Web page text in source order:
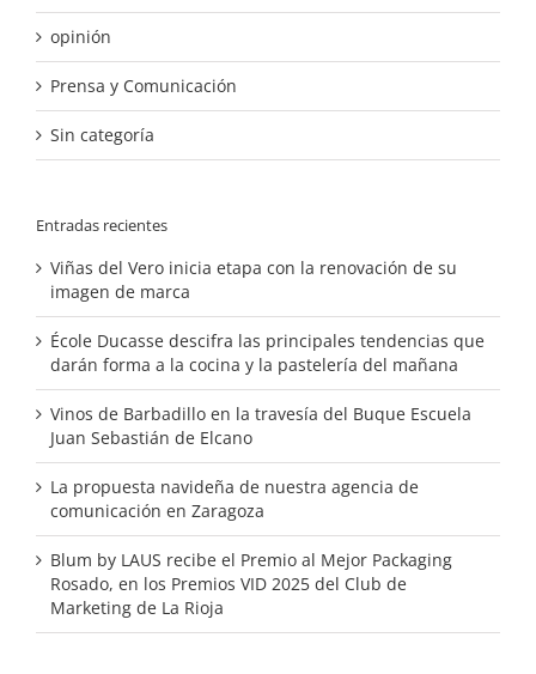
opinión
Prensa y Comunicación
Sin categoría
Entradas recientes
Viñas del Vero inicia etapa con la renovación de su
imagen de marca
École Ducasse descifra las principales tendencias que
darán forma a la cocina y la pastelería del mañana
Vinos de Barbadillo en la travesía del Buque Escuela
Juan Sebastián de Elcano
La propuesta navideña de nuestra agencia de
comunicación en Zaragoza
Blum by LAUS recibe el Premio al Mejor Packaging
Rosado, en los Premios VID 2025 del Club de
Marketing de La Rioja